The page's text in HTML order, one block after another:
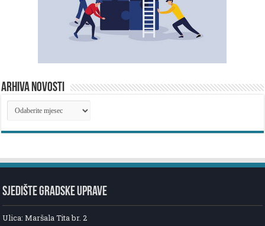
ARHIVA NOVOSTI
ARHIVA
NOVOSTI
SJEDIŠTE GRADSKE UPRAVE
Ulica: Maršala Tita br. 2